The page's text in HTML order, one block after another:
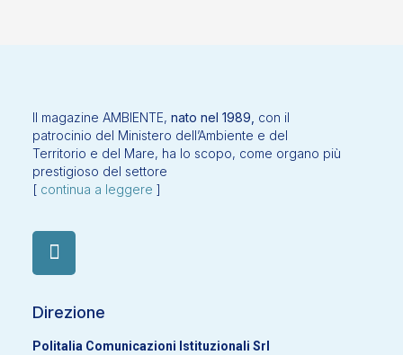
Il magazine AMBIENTE, nato nel 1989, con il
patrocinio del Ministero dell’Ambiente e del
Territorio e del Mare, ha lo scopo, come organo più
prestigioso del settore
[ continua a leggere ]
Direzione
Politalia Comunicazioni Istituzionali Srl